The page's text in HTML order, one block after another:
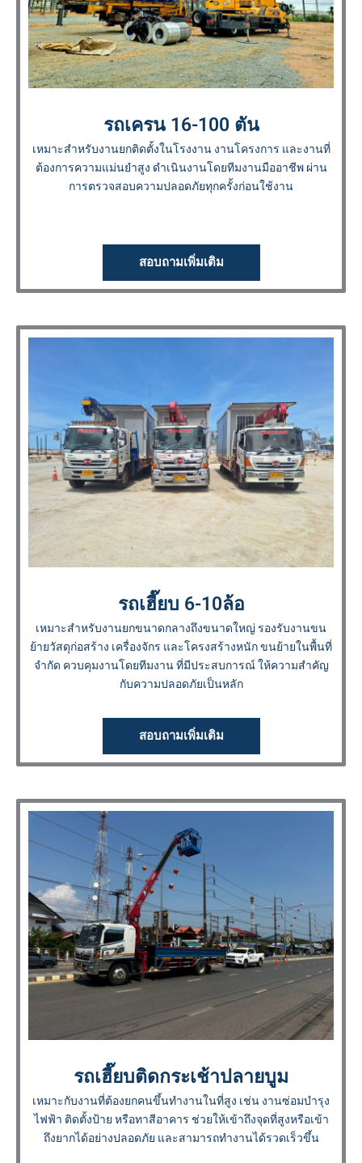
รถเครน 16-100 ตัน
เหมาะสำหรับงานยกติดตั้งในโรงงาน งานโครงการ และงานที่
ต้องการความแม่นยำสูง ดำเนินงานโดยทีมงานมืออาชีพ ผ่าน
การตรวจสอบความปลอดภัยทุกครั้งก่อนใช้งาน
สอบถามเพิ่มเติม
รถเฮี๊ยบ 6-10ล้อ
เหมาะสำหรับงานยกขนาดกลางถึงขนาดใหญ่ รองรับงานขน
ย้ายวัสดุก่อสร้าง เครื่องจักร และโครงสร้างหนัก ขนย้ายในพื้นที่
จำกัด ควบคุมงานโดยทีมงาน ที่มีประสบการณ์ ให้ความสำคัญ
กับความปลอดภัยเป็นหลัก
สอบถามเพิ่มเติม
รถเฮี๊ยบติดกระเช้าปลายบูม
เหมาะกับงานที่ต้องยกคนขึ้นทำงานในที่สูง เช่น งานซ่อมบำรุง
ไฟฟ้า ติดตั้งป้าย หรือทาสีอาคาร ช่วยให้เข้าถึงจุดที่สูงหรือเข้า
ถึงยากได้อย่างปลอดภัย และสามารถทำงานได้รวดเร็วขึ้น